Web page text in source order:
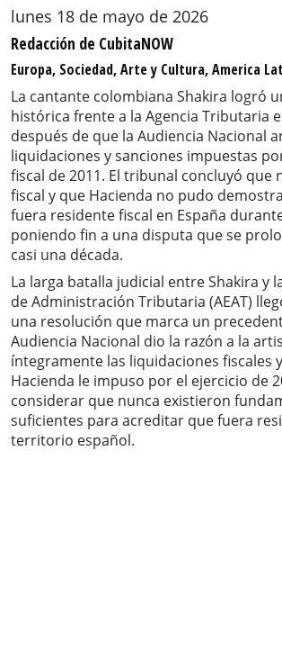
lunes 18 de mayo de 2026
Redacción de CubitaNOW
Europa, Sociedad, Arte y Cultura, America
La cantante colombiana Shakira logró
histórica frente a la Agencia Tributaria
después de que la Audiencia Nacional
liquidaciones y sanciones impuestas
fiscal de 2011. El tribunal concluyó que
fiscal y que Hacienda no pudo
fuera residente fiscal en España
poniendo fin a una disputa que se
casi una década.
La larga batalla judicial entre Shakira y
de Administración Tributaria (AEAT)
una resolución que marca un
Audiencia Nacional dio la razón a la
íntegramente las liquidaciones fiscales
Hacienda le impuso por el ejercicio de
considerar que nunca existieron
suficientes para acreditar que fuera
territorio español.